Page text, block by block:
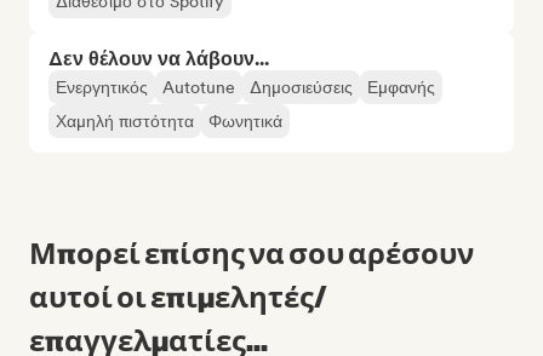
Δεν θέλουν να λάβουν...
Ενεργητικός Autotune Δημοσιεύσεις
Εμφανής
Χαμηλή πιστότητα
Φωνητικά
Μπορεί επίσης να σου αρέσουν
αυτοί οι επιμελητές/
επαγγελματίες...